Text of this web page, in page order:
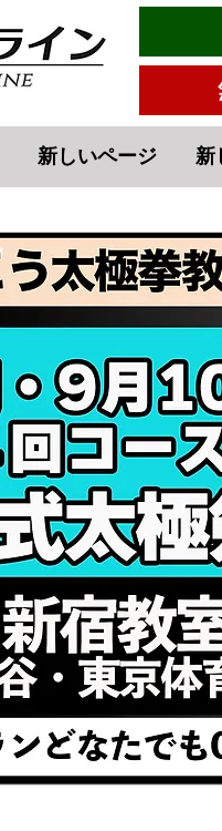
有料
新しいページ 新